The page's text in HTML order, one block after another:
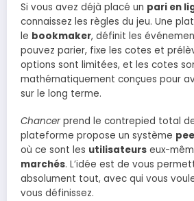
Si vous avez déjà placé un pari en
connaissez les règles du jeu. Une
le bookmaker, définit les
pouvez parier, fixe les cotes et
options sont limitées, et les cotes
mathématiquement conçues pour
sur le long terme.
Chancerprend le contrepied total
plateforme propose un système
où ce sont les utilisateurs eux-
marchés. L’idée est de vous
absolument tout, avec qui vous
vous définissez.